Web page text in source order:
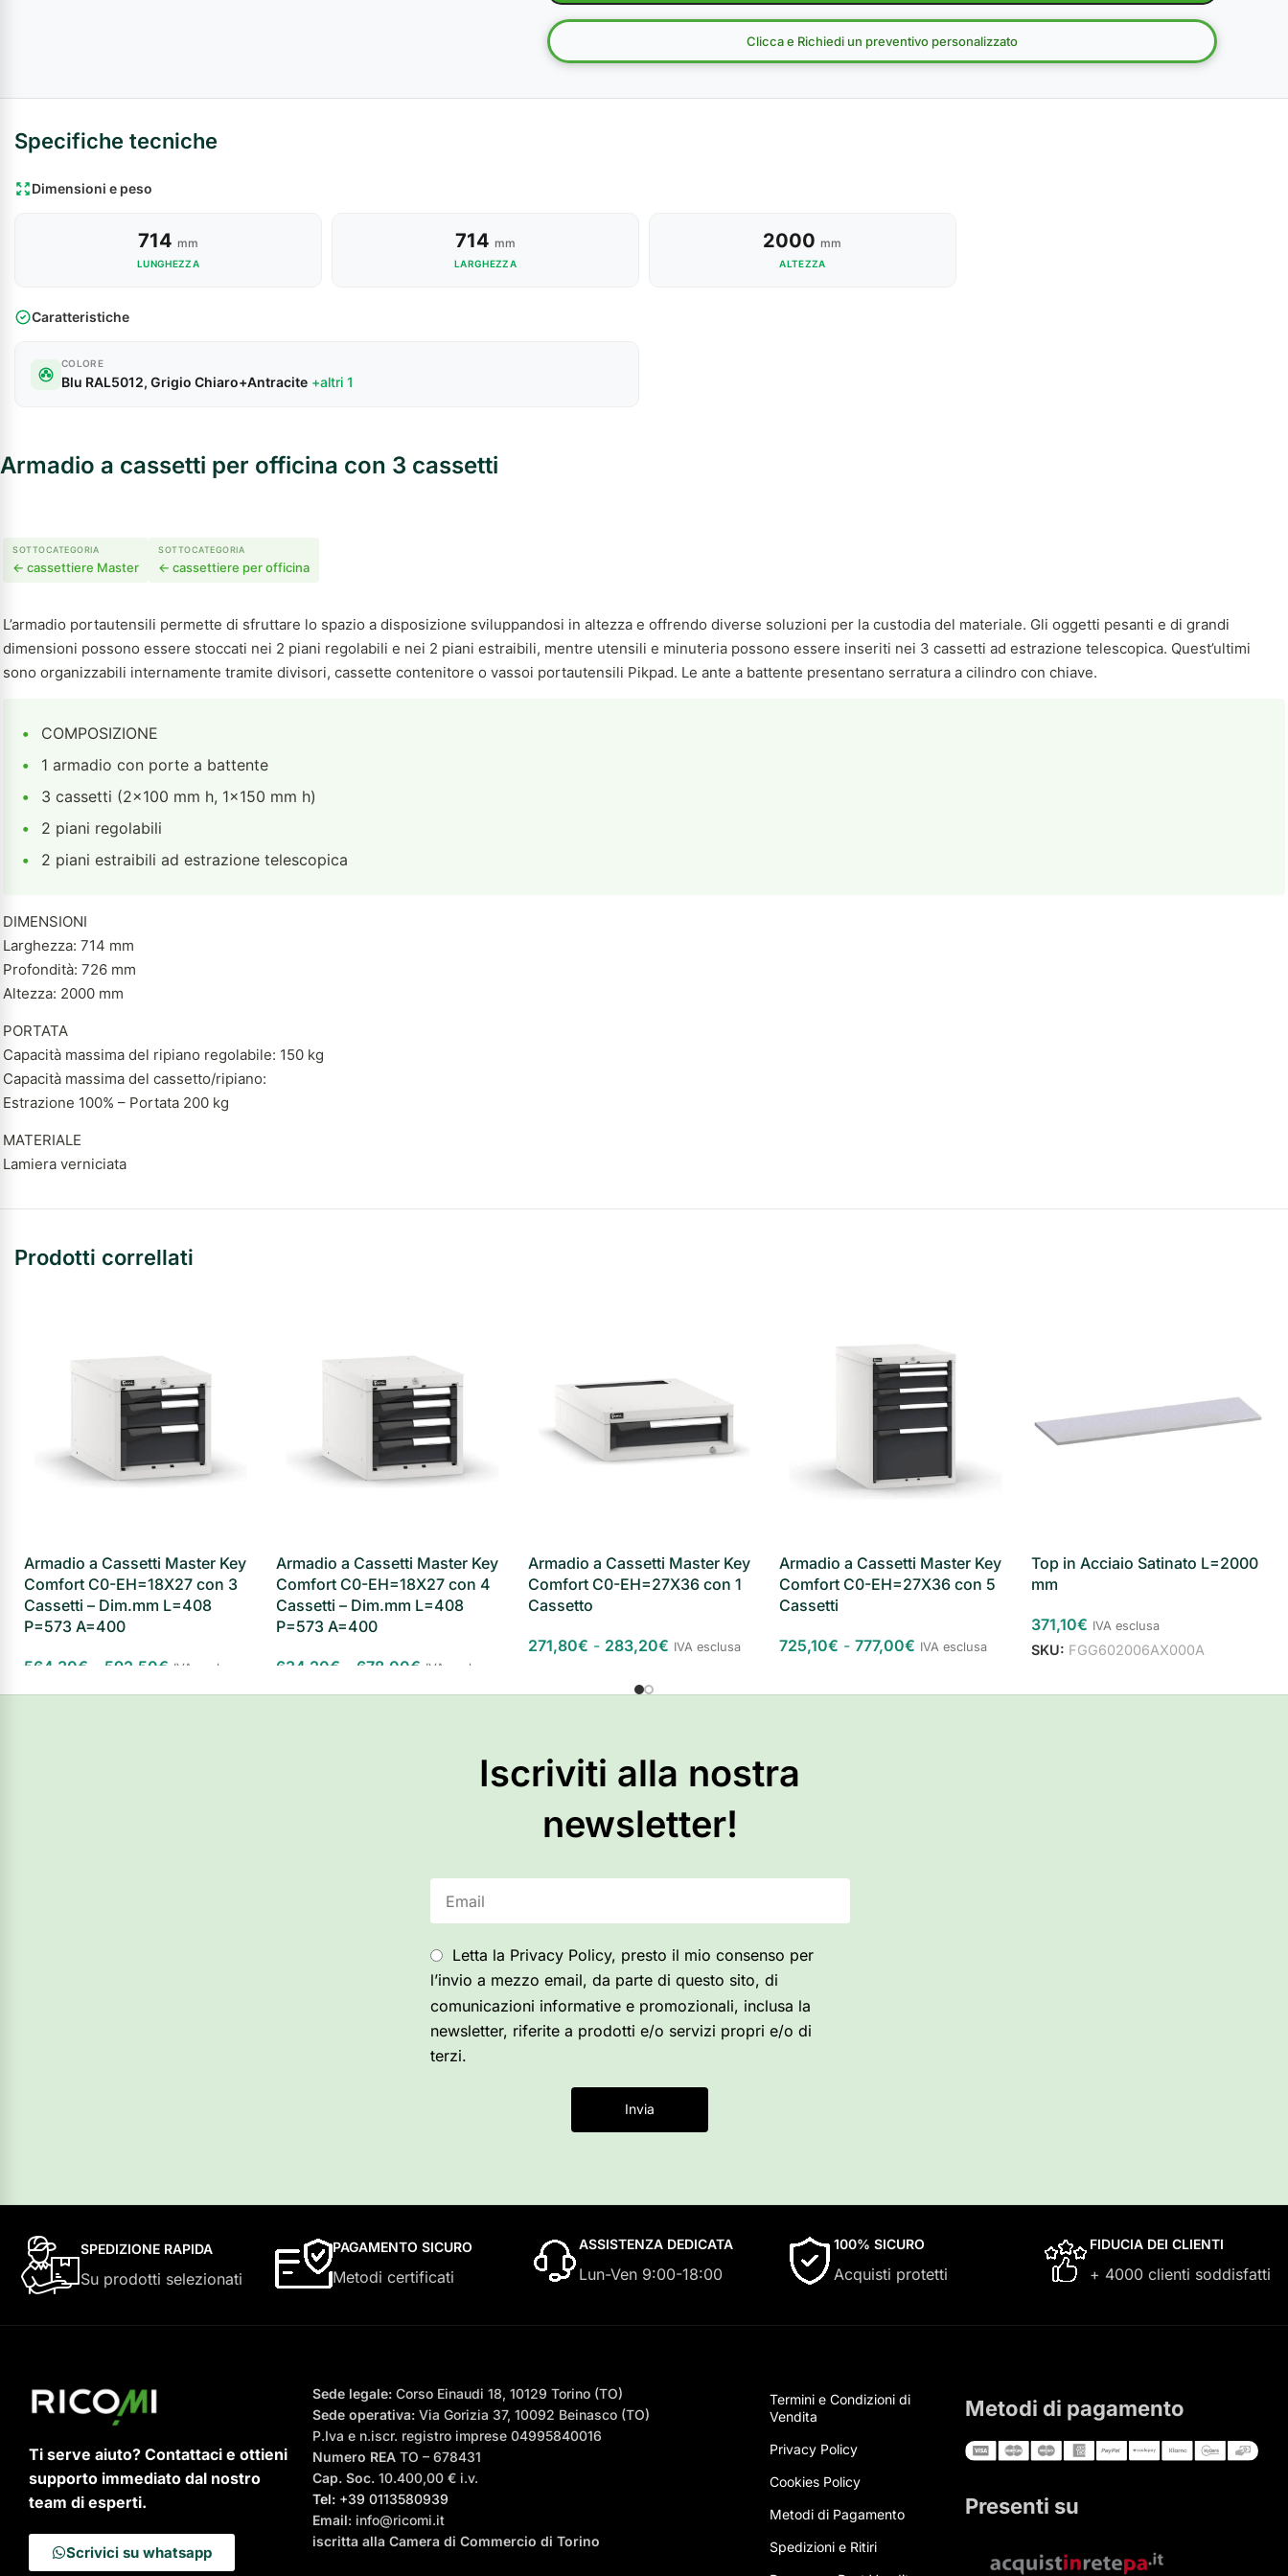
Clicca e Richiedi un preventivo personalizzato
Specifiche tecniche
Dimensioni e peso
714 mm
LUNGHEZZA
714 mm
LARGHEZZA
2000mm
ALTEZZA
Caratteristiche
COLORE
Blu RAL5012, Grigio Chiaro+Antracite +altri 1
Armadio a cassetti per officina con 3 cassetti
SOTTOCATEGORIA
← cassettiere Master
SOTTOCATEGORIA
← cassettiere per officina
L’armadio portautensili permette di sfruttare lo spazio a disposizione sviluppandosi in altezza e offrendo diverse soluzioni per la custodia del materiale. Gli oggetti pesanti e di grandi
dimensioni possono essere stoccati nei 2 piani regolabili e nei 2 piani estraibili, mentre utensili e minuteria possono essere inseriti nei 3 cassetti ad estrazione telescopica. Quest’ultimi
sono organizzabili internamente tramite divisori, cassette contenitore o vassoi portautensili Pikpad. Le ante a battente presentano serratura a cilindro con chiave.
•
COMPOSIZIONE
•
1 armadio con porte a battente
•
3 cassetti (2×100 mm h, 1×150 mm h)
•
2 piani regolabili
•
2 piani estraibili ad estrazione telescopica
DIMENSIONI
Larghezza: 714 mm
Profondità: 726 mm
Altezza: 2000 mm
PORTATA
Capacità massima del ripiano regolabile: 150 kg
Capacità massima del cassetto/ripiano:
Estrazione 100% – Portata 200 kg
MATERIALE
Lamiera verniciata
Prodotti correllati
Armadio a Cassetti Master Key
Comfort C0-EH=18X27 con 3
Cassetti – Dim.mm L=408
P=573 A=400
564,30€ 592,50€ IVA esclusa
Armadio a Cassetti Master Key
Comfort C0-EH=18X27 con 4
Cassetti – Dim.mm L=408
P=573 A=400
634,20€ 678,00€ IVA esclusa
Armadio a Cassetti Master Key
Comfort C0-EH=27X36 con 1
Cassetto
271,80€ - 283,20€ IVA esclusa
Armadio a Cassetti Master Key
Comfort C0-EH=27X36 con 5
Cassetti
725,10€ - 777,00€ IVA esclusa
Top in Acciaio Satinato L=2000
mm
371,10€ IVA esclusa
SKU: FGG602006AX000A
Iscriviti alla nostra
newsletter!
Letta la Privacy Policy, presto il mio consenso per
l’invio a mezzo email, da parte di questo sito, di
comunicazioni informative e promozionali, inclusa la
newsletter, riferite a prodotti e/o servizi propri e/o di
terzi.
Invia
SPEDIZIONE RAPIDA
Su prodotti selezionati
PAGAMENTO SICURO
Metodi certificati
ASSISTENZA DEDICATA
Lun-Ven 9:00-18:00
100% SICURO
Acquisti protetti
FIDUCIA DEI CLIENTI
+ 4000 clienti soddisfatti
Ti serve aiuto? Contattaci e ottieni
supporto immediato dal nostro
team di esperti.
Scrivici su whatsapp
Sede legale: Corso Einaudi 18, 10129 Torino (TO)
Sede operativa: Via Gorizia 37, 10092 Beinasco (TO)
P.Iva e n.iscr. registro imprese 04995840016
Numero REATO – 678431
Cap. Soc. 10.400,00 € i.v.
Tel: +39 0113580939
Email: info@ricomi.it
iscritta alla Camera di Commercio di Torino
Termini e Condizioni di
Vendita
Privacy Policy
Cookies Policy
Metodi di Pagamento
Spedizioni e Ritiri
Metodi di pagamento
Presenti su